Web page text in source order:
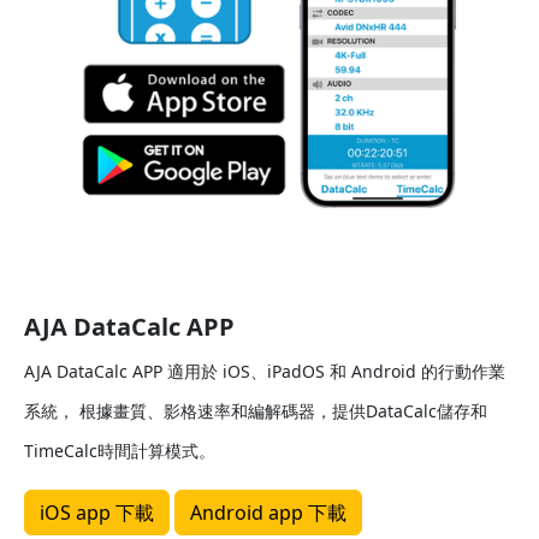
AJA DataCalc APP
AJA DataCalc APP 適用於 iOS、iPadOS 和 Android 的行動作業
系統， 根據畫質、影格速率和編解碼器，提供DataCalc儲存和
TimeCalc時間計算模式。
iOS app 下載 Android app 下載